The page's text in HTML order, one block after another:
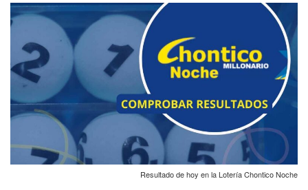
Resultado de hoy en la Lotería Chontico Noche